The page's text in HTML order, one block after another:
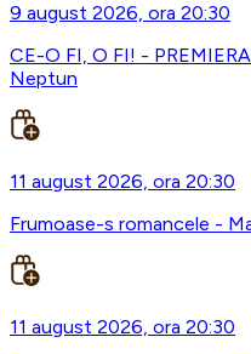
9 august 2026, ora 20:30
CE-O FI, O FI! -
Neptun
11 august 2026, ora 20:30
Frumoase-s romancele -
11 august 2026, ora 20:30